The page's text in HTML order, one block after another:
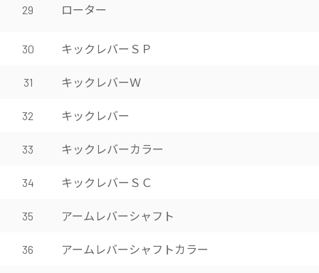
29 ローター
30 キックレバーＳＰ
31 キックレバーＷ
32 キックレバー
33 キックレバーカラー
34 キックレバーＳＣ
35 アームレバーシャフト
36 アームレバーシャフトカラー